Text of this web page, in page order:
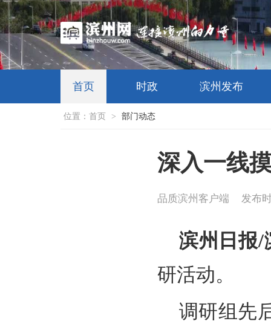
首页 时政 滨州发布
位置： 首页 > 部门动态
深入一线
品质滨州客户端 发布
滨州日报/
研活动。
调研组先